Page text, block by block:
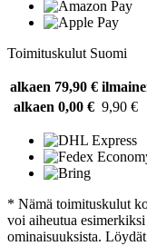
Toimituskulut Suomi
alkaen 79,90 €
alkaen 0,00 € 9,90 €
* Nämä toimituskulut
voi aiheutua
ominaisuuksista.